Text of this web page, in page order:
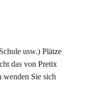
usw.) Plätze
das von Pretix
wenden Sie sich